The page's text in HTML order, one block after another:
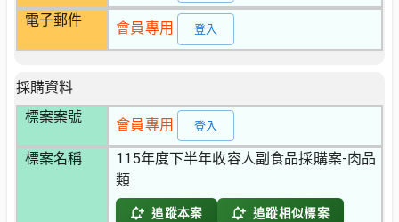
電子郵件 會員專用 登入
採購資料
標案案號
會員專用 登入
標案名稱
115年度下半年收容人副食品採購案-肉品
類
追蹤本案 追蹤相似標案